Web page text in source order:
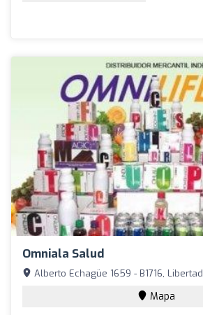
Omniala Salud
Alberto Echagüe 1659 - B1716, Libertad
Mapa